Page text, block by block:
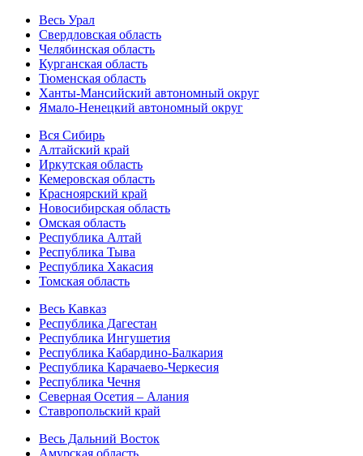
Весь Урал
Свердловская область
Челябинская область
Курганская область
Тюменская область
Ханты-Мансийский автономный округ
Ямало-Ненецкий автономный округ
Вся Сибирь
Алтайский край
Иркутская область
Кемеровская область
Красноярский край
Новосибирская область
Омская область
Республика Алтай
Республика Тыва
Республика Хакасия
Томская область
Весь Кавказ
Республика Дагестан
Республика Ингушетия
Республика Кабардино-Балкария
Республика Карачаево-Черкесия
Республика Чечня
Северная Осетия – Алания
Ставропольский край
Весь Дальний Восток
Амурская область